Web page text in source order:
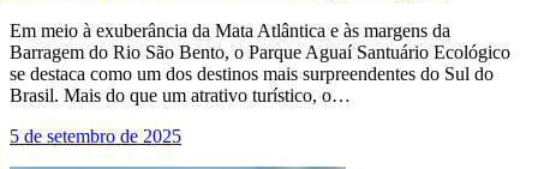
Em meio à exuberância da Mata Atlântica e às margens da
Barragem do Rio São Bento, o Parque Aguaí Santuário Ecológico
se destaca como um dos destinos mais surpreendentes do Sul do
Brasil. Mais do que um atrativo turístico, o…
5 de setembro de 2025